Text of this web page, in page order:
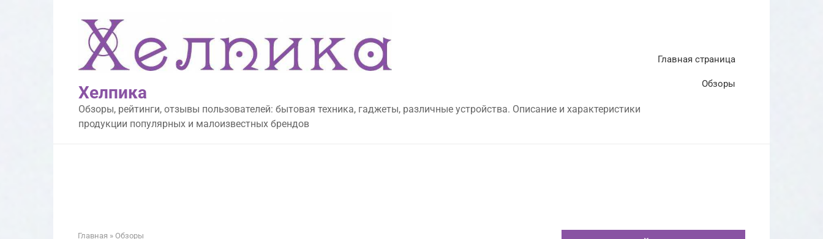
Хелпика
Обзоры, рейтинги, отзывы пользователей: бытовая техника, гаджеты, различные устройства. Описание и характеристики
продукции популярных и малоизвестных брендов
Главная страница
Обзоры
Главная » Обзоры